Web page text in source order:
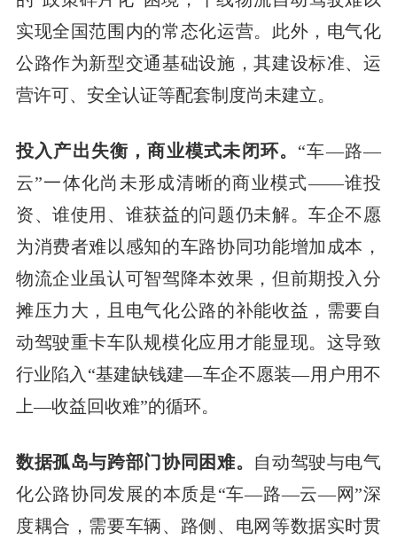
实现全国范围内的常态化运营。此外，电气化
公路作为新型交通基础设施，其建设标准、运
营许可、安全认证等配套制度尚未建立。
投入产出失衡，商业模式未闭环。 “车—路—
云”一体化尚未形成清晰的商业模式——谁投
资、谁使用、谁获益的问题仍未解。车企不愿
为消费者难以感知的车路协同功能增加成本，
物流企业虽认可智驾降本效果，但前期投入分
摊压力大，且电气化公路的补能收益，需要自
动驾驶重卡车队规模化应用才能显现。这导致
行业陷入“基建缺钱建—车企不愿装—用户用不
上—收益回收难”的循环。
数据孤岛与跨部门协同困难。 自动驾驶与电气
化公路协同发展的本质是“车—路—云—网”深
度耦合，需要车辆、路侧、电网等数据实时贯